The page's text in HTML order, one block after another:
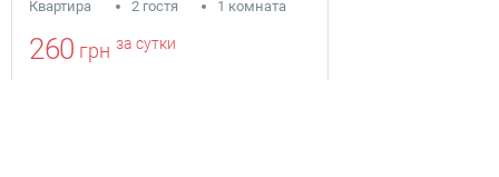
Квартира 2 гостя 1 комната
260 грн за сутки